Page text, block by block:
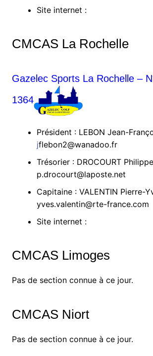
Site internet :
CMCAS La Rochelle
Gazelec Sports La Rochelle –
1364
Président : LEBON Jean-
jflebon2@wanadoo.fr
Trésorier : DROCOURT
p.drocourt@laposte.net
Capitaine : VALENTIN Pierre-
yves.valentin@rte-france.com
Site internet :
CMCAS Limoges
Pas de section connue à ce jour.
CMCAS Niort
Pas de section connue à ce jour.